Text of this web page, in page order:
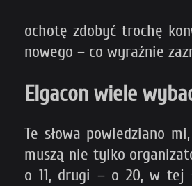
ochotę zdobyć trochę
nowego – co wyraźnie
Elgacon wiele
Te słowa powiedziano
muszą nie tylko
o 11, drugi – o 20, w tej